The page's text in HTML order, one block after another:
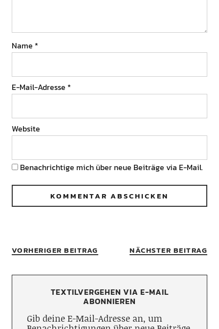
Name *
E-Mail-Adresse *
Website
Benachrichtige mich über neue Beiträge via E-Mail.
VORHERIGER BEITRAG NÄCHSTER BEITRAG
TEXTILVERGEHEN VIA E-MAIL
ABONNIEREN
Gib deine E-Mail-Adresse an, um